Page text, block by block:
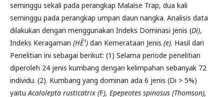
seminggu sekali pada perangkap Malaise Trap, dua kali
seminggu pada perangkap umpan daun nangka. Analisis data
dilakukan dengan menggunakan Indeks Dominasi Jenis (Di),
Indeks Keragaman (HÊ¹) dan Kemerataan Jenis (e). Hasil dari
Penelitian ini sebagai berikut: (1) Selama periode penelitian
diperoleh 24 jenis kumbang dengan kelimpahan sebanyak 72
individu. (2). Kumbang yang dominan ada 6 jenis (Di > 5%)
yaituAcalolepta rusticatrix (F), Epepeotes spinosus (Thomson),